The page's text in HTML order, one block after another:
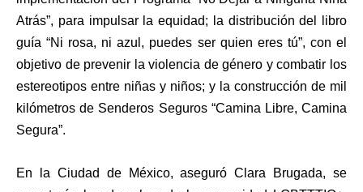
Atrás”, para impulsar la equidad; la distribución del libro
guía “Ni rosa, ni azul, puedes ser quien eres tú”, con el
objetivo de prevenir la violencia de género y combatir los
estereotipos entre niñas y niños; y la construcción de mil
kilómetros de Senderos Seguros “Camina Libre, Camina
Segura”.
En la Ciudad de México, aseguró Clara Brugada, se